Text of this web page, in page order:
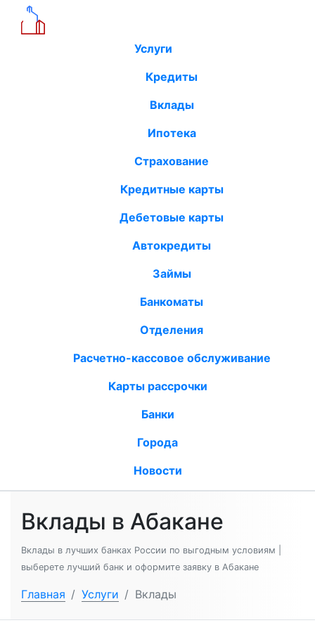
Услуги
Кредиты
Вклады
Ипотека
Страхование
Кредитные карты
Дебетовые карты
Автокредиты
Займы
Банкоматы
Отделения
Расчетно-кассовое обслуживание
Карты рассрочки
Банки
Города
Новости
Вклады в Абакане
Вклады в лучших банках России по выгодным условиям |
выберете лучший банк и оформите заявку в Абакане
Главная / Услуги / Вклады